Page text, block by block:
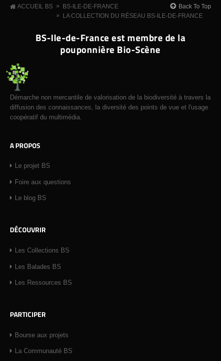
ACCUEIL BS »
BS-ILE-DE-FRANCE
»
LA COLLECTION DU RÉSEAU BS-ILE-DE-FRANCE
Back To Top
BS-Ile-de-France est membre de la
pouponnière Bio-Scène
Démarche non mercantile de valorisation de la biodiversité à travers la
diffusion des connaissances, la diversité des points de vue et l'usage
coopératif du multimédia.
A PROPOS
Le projet BS
Foire aux questions
Le blog BS
DÉCOUVRIR
Les Collections BS
Les Balades BS
Les Ressources BS
PARTICIPER
Bourse aux projets
La Communauté BS